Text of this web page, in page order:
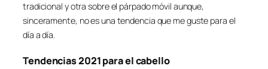
tradicional y otra sobre el párpado móvil aunque,
sinceramente, no es una tendencia que me guste para el
día a día.
Tendencias 2021 para el cabello